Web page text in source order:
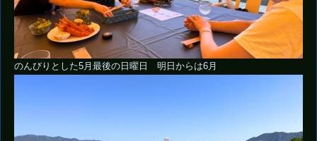
のんびりとした5月最後の日曜日 明日からは6月